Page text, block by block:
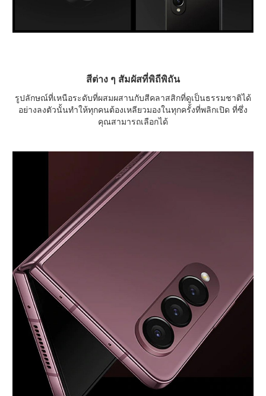
สีต่าง ๆ สัมผัสที่พิถีพิถัน
รูปลักษณ์ที่เหนือระดับที่ผสมผสานกับสีคลาสสิกที่ดูเป็นธรรมชาติได้
อย่างลงตัวนั้นทำให้ทุกคนต้องเหลียวมองในทุกครั้งที่พลิกเปิด ที่ซึ่ง
คุณสามารถเลือกได้